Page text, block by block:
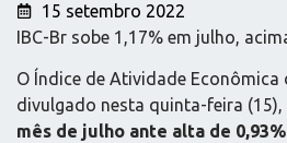
15 setembro 2022
IBC-Br sobe 1,17% em julho,
O Índice de Atividade Econômica
divulgado nesta quinta-feira (15),
mês de julho ante alta de